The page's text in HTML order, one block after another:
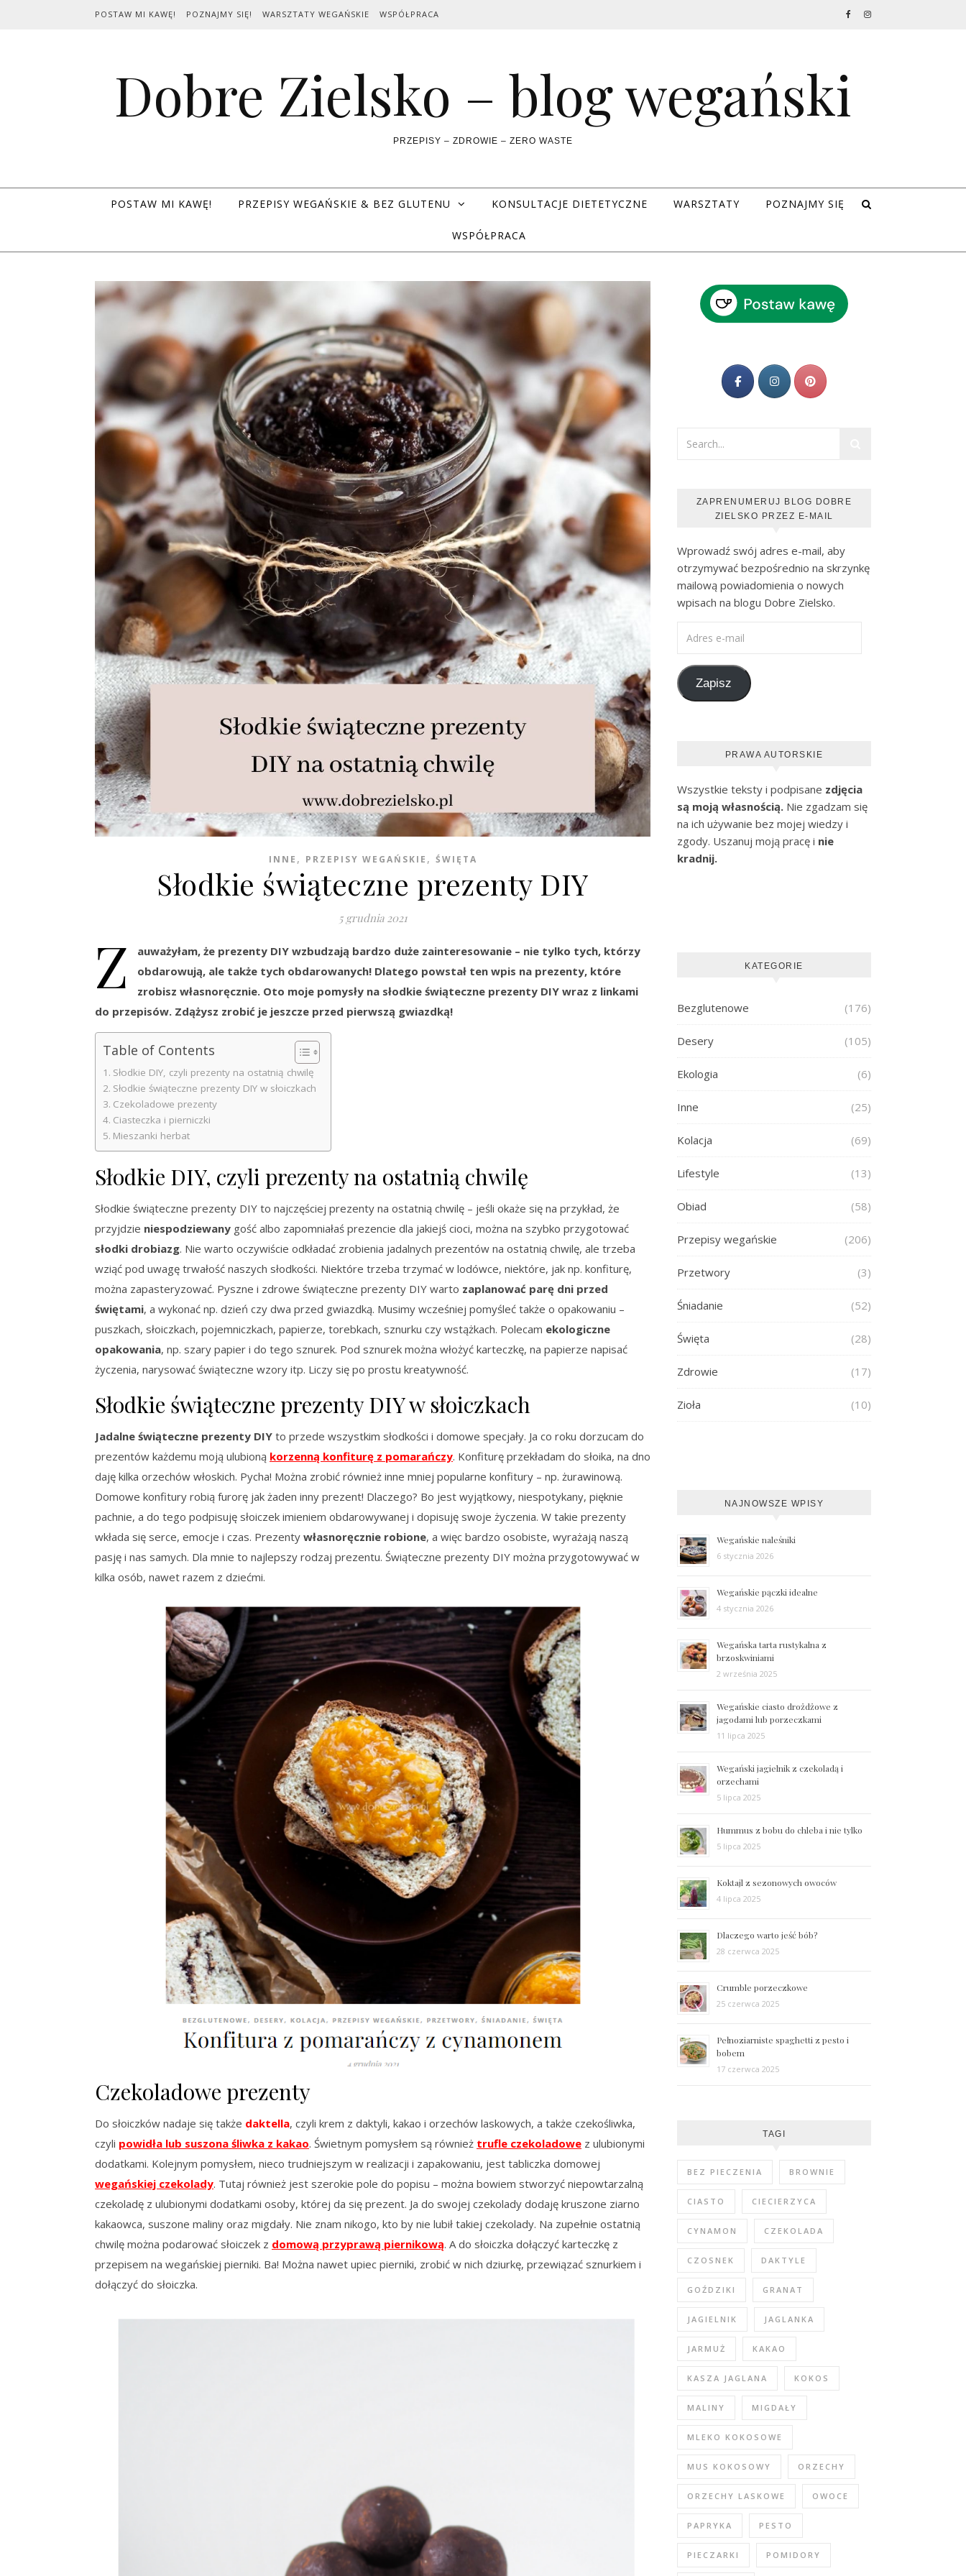
POSTAW MI KAWĘ! POZNAJMY SIĘ! WARSZTATY WEGAŃSKIE WSPÓŁPRACA
Dobre Zielsko – blog wegański
PRZEPISY – ZDROWIE – ZERO WASTE
POSTAW MI KAWĘ! PRZEPISY WEGAŃSKIE & BEZ GLUTENU KONSULTACJE DIETETYCZNE WARSZTATY POZNAJMY SIĘ
WSPÓŁPRACA
INNE , PRZEPISY WEGAŃSKIE , ŚWIĘTA
Słodkie świąteczne prezenty DIY
5 grudnia 2021
Z
auważyłam, że prezenty DIY wzbudzają bardzo duże zainteresowanie – nie tylko tych, którzy
obdarowują, ale także tych obdarowanych! Dlatego powstał ten wpis na prezenty, które
zrobisz własnoręcznie. Oto moje pomysły na słodkie świąteczne prezenty DIY wraz z linkami
do przepisów. Zdążysz zrobić je jeszcze przed pierwszą gwiazdką!
Table of Contents
Słodkie DIY, czyli prezenty na ostatnią chwilę
Słodkie świąteczne prezenty DIY w słoiczkach
Czekoladowe prezenty
Ciasteczka i pierniczki
Mieszanki herbat
Słodkie DIY, czyli prezenty na ostatnią chwilę
Słodkie świąteczne prezenty DIY to najczęściej prezenty na ostatnią chwilę – jeśli okaże się na przykład, że
przyjdzie niespodziewany gość albo zapomniałaś prezencie dla jakiejś cioci, można na szybko przygotować
słodki drobiazg. Nie warto oczywiście odkładać zrobienia jadalnych prezentów na ostatnią chwilę, ale trzeba
wziąć pod uwagę trwałość naszych słodkości. Niektóre trzeba trzymać w lodówce, niektóre, jak np. konfiturę,
można zapasteryzować. Pyszne i zdrowe świąteczne prezenty DIY warto zaplanować parę dni przed
świętami, a wykonać np. dzień czy dwa przed gwiazdką. Musimy wcześniej pomyśleć także o opakowaniu –
puszkach, słoiczkach, pojemniczkach, papierze, torebkach, sznurku czy wstążkach. Polecam ekologiczne
opakowania, np. szary papier i do tego sznurek. Pod sznurek można włożyć karteczkę, na papierze napisać
życzenia, narysować świąteczne wzory itp. Liczy się po prostu kreatywność.
Słodkie świąteczne prezenty DIY w słoiczkach
Jadalne świąteczne prezenty DIY to przede wszystkim słodkości i domowe specjały. Ja co roku dorzucam do
prezentów każdemu moją ulubioną korzenną konfiturę z pomarańczy. Konfiturę przekładam do słoika, na dno
daję kilka orzechów włoskich. Pycha! Można zrobić również inne mniej popularne konfitury – np. żurawinową.
Domowe konfitury robią furorę jak żaden inny prezent! Dlaczego? Bo jest wyjątkowy, niespotykany, pięknie
pachnie, a do tego podpisuję słoiczek imieniem obdarowywanej i dopisuję swoje życzenia. W takie prezenty
wkłada się serce, emocje i czas. Prezenty własnoręcznie robione, a więc bardzo osobiste, wyrażają naszą
pasję i nas samych. Dla mnie to najlepszy rodzaj prezentu. Świąteczne prezenty DIY można przygotowywać w
kilka osób, nawet razem z dziećmi.
Czekoladowe prezenty
Do słoiczków nadaje się także daktella, czyli krem z daktyli, kakao i orzechów laskowych, a także czekośliwka,
czyli powidła lub suszona śliwka z kakao. Świetnym pomysłem są również trufle czekoladowe z ulubionymi
dodatkami. Kolejnym pomysłem, nieco trudniejszym w realizacji i zapakowaniu, jest tabliczka domowej
wegańskiej czekolady. Tutaj również jest szerokie pole do popisu – można bowiem stworzyć niepowtarzalną
czekoladę z ulubionymi dodatkami osoby, której da się prezent. Ja do swojej czekolady dodaję kruszone ziarno
kakaowca, suszone maliny oraz migdały. Nie znam nikogo, kto by nie lubił takiej czekolady. Na zupełnie ostatnią
chwilę można podarować słoiczek z domową przyprawą piernikową. A do słoiczka dołączyć karteczkę z
przepisem na wegańskiej pierniki. Ba! Można nawet upiec pierniki, zrobić w nich dziurkę, przewiązać sznurkiem i
dołączyć do słoiczka.
ZAPRENUMERUJ BLOG DOBRE
ZIELSKO PRZEZ E-MAIL
Wprowadź swój adres e-mail, aby
otrzymywać bezpośrednio na skrzynkę
mailową powiadomienia o nowych
wpisach na blogu Dobre Zielsko.
Zapisz
PRAWA AUTORSKIE
Wszystkie teksty i podpisane zdjęcia
są moją własnością. Nie zgadzam się
na ich używanie bez mojej wiedzy i
zgody. Uszanuj moją pracę i nie
kradnij.
KATEGORIE
Bezglutenowe (176)
Desery (105)
Ekologia (6)
Inne (25)
Kolacja (69)
Lifestyle (13)
Obiad (58)
Przepisy wegańskie (206)
Przetwory (3)
Śniadanie (52)
Święta (28)
Zdrowie (17)
Zioła (10)
NAJNOWSZE WPISY
Wegańskie naleśniki
6 stycznia 2026
Wegańskie pączki idealne
4 stycznia 2026
Wegańska tarta rustykalna z
brzoskwiniami
2 września 2025
Wegańskie ciasto drożdżowe z
jagodami lub porzeczkami
11 lipca 2025
Wegański jagielnik z czekoladą i
orzechami
5 lipca 2025
Hummus z bobu do chleba i nie tylko
5 lipca 2025
Koktajl z sezonowych owoców
4 lipca 2025
Dlaczego warto jeść bób?
28 czerwca 2025
Crumble porzeczkowe
25 czerwca 2025
Pełnoziarniste spaghetti z pesto i
bobem
17 czerwca 2025
TAGI
BEZ PIECZENIA BROWNIE
CIASTO CIECIERZYCA
CYNAMON CZEKOLADA
CZOSNEK DAKTYLE
GOŹDZIKI GRANAT
JAGIELNIK JAGLANKA
JARMUŻ KAKAO
KASZA JAGLANA KOKOS
MALINY MIGDAŁY
MLEKO KOKOSOWE
MUS KOKOSOWY ORZECHY
ORZECHY LASKOWE OWOCE
PAPRYKA PESTO
PIECZARKI POMIDORY